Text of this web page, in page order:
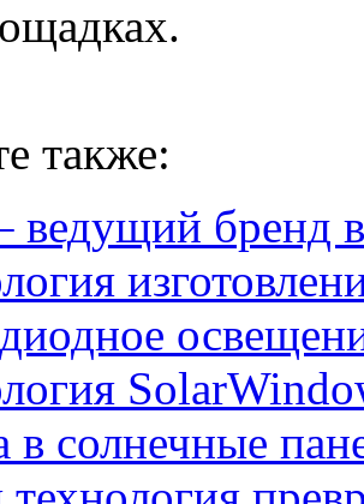
также:
ведущий бренд
в солнечные